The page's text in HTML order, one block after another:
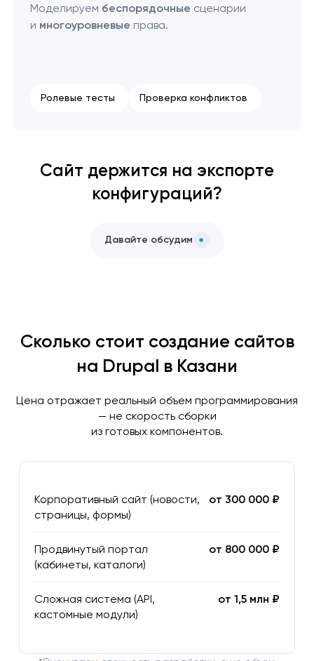
Моделируем беспорядочные сценарии
и многоуровневые права.
Ролевые тесты Проверка конфликтов
Сайт держится на экспорте
конфигураций?
Давайте обсудим
Сколько стоит создание сайтов
на Drupal в Казани
Цена отражает реальный объем программирования
— не скорость сборки
из готовых компонентов.
Корпоративный сайт (новости,
страницы, формы)
от 300 000 ₽
Продвинутый портал
(кабинеты, каталоги)
от 800 000 ₽
Сложная система (API,
кастомные модули)
от 1,5 млн ₽